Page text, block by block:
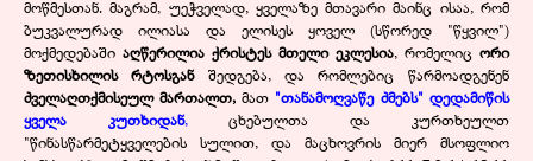
მოწმესთან. მაგრამ, უეჭველად, ყველაზე მთავარი მაინც ისაა, რომ
ბუკვალურად ილიასა და ელისეს ყოველ (სწორედ "წყვილ")
მოქმედებაში აღწერილია ქრისტეს მთელი ეკლესია, რომელიც ორი
ზეთისხილის რტოსგან შედგება, და რომლებიც წარმოადგენენ
ძველაღთქმისეულ მართალთ,მათ "თანამოღვაწე ძმებს" დედამიწის
ყველა კუთხიდან,ცხებულთა და კურთხეულთ
"წინასწარმეტყველების სულით, და მაცხოვრის მიერ მსოფლიო